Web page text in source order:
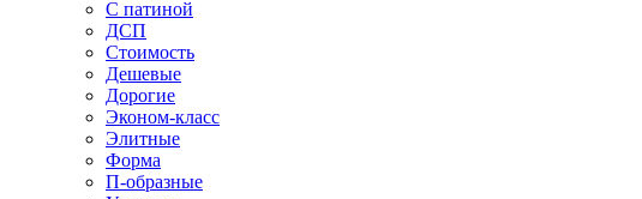
С патиной
ДСП
Стоимость
Дешевые
Дорогие
Эконом-класс
Элитные
Форма
П-образные